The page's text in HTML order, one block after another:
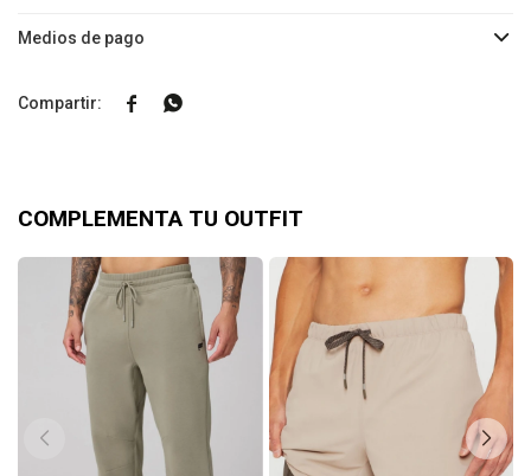
Medios de pago
 
COMPLEMENTA TU OUTFIT